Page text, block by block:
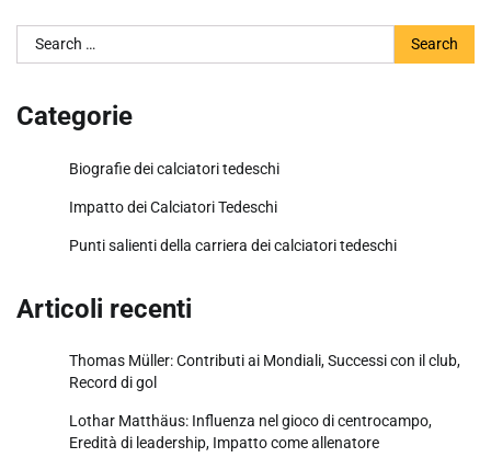
Search
for:
Categorie
Biografie dei calciatori tedeschi
Impatto dei Calciatori Tedeschi
Punti salienti della carriera dei calciatori tedeschi
Articoli recenti
Thomas Müller: Contributi ai Mondiali, Successi con il club,
Record di gol
Lothar Matthäus: Influenza nel gioco di centrocampo,
Eredità di leadership, Impatto come allenatore